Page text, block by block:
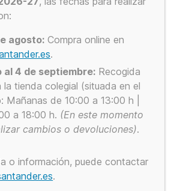
La Salle
Subir
agosto: Compra online en
.
al 4 de septiembre: Recogida
tienda colegial (situada en el
Mañanas de 10:00 a 13:00 h |
a 18:00 h. (En estemomento
cambios o devoluciones).
o información, puede contactar
.